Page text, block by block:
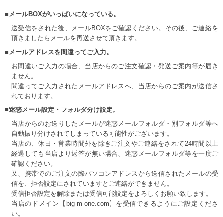
■メールBOXがいっぱいになっている。
送受信をされた後、メールBOXをご確認ください。その後、ご連絡を
頂きましたらメールを再送させて頂きます。
■メールアドレスを間違ってご入力。
お間違いご入力の場合、当店からのご注文確認・発送ご案内等が届き
ません。
間違ってご入力されたメールアドレスへ、当店からのご案内が送信さ
れております。
■迷惑メール設定・フォルダ分け設定。
当店からのお送りしたメールが迷惑メールフォルダ・別フォルダ等へ
自動振り分けされてしまっている可能性がございます。
当店の、休日・営業時間外を除きご注文やご連絡をされて24時間以上
経過しても当店より返答が無い場合、迷惑メールフォルダ等を一度ご
確認ください。
又、携帯でのご注文の際パソコンアドレスから送信されたメールの受
信を、拒否設定にされていますとご連絡ができません。
受信拒否設定を解除または受信可能設定をよろしくお願い致します。
当店のドメイン【big-m-one.com】を受信できるようにご設定くださ
い。